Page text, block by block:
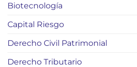
Biotecnología
Capital Riesgo
Derecho Civil Patrimonial
Derecho Tributario